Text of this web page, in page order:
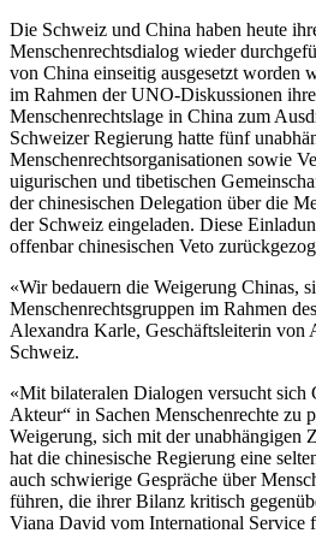
Die Schweiz und China haben heute
Menschenrechtsdialog wieder
von China einseitig ausgesetzt worden
im Rahmen der UNO-Diskussionen
Menschenrechtslage in China zum
Schweizer Regierung hatte fünf
Menschenrechtsorganisationen sowie
uigurischen und tibetischen
der chinesischen Delegation über die
der Schweiz eingeladen. Diese
offenbar chinesischen Veto
«Wir bedauern die Weigerung Chinas,
Menschenrechtsgruppen im Rahmen
Alexandra Karle, Geschäftsleiterin von
Schweiz.
«Mit bilateralen Dialogen versucht sich
Akteur“ in Sachen Menschenrechte zu
Weigerung, sich mit der unabhängigen
hat die chinesische Regierung eine
auch schwierige Gespräche über
führen, die ihrer Bilanz kritisch
Viana David vom International Service